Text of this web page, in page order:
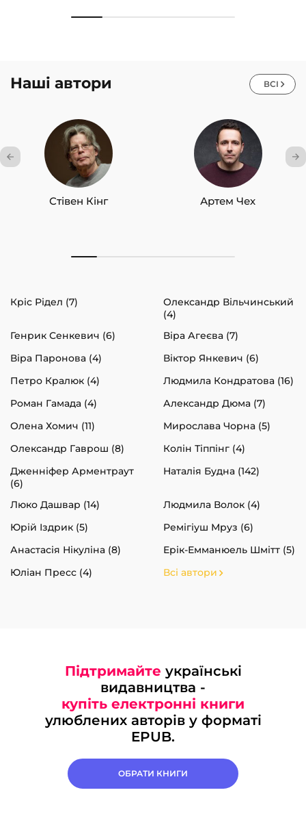
Наші автори ВСІ
Стівен Кінг Артем Чех
Кріс Рідел (7)
Олександр Вільчинський
(4)
Генрик Сенкевич (6)
Віра Агеєва (7)
Віра Паронова (4)
Віктор Янкевич (6)
Петро Кралюк (4)
Людмила Кондратова (16)
Роман Гамада (4)
Александр Дюма (7)
Олена Хомич (11)
Мирослава Чорна (5)
Олександр Гаврош (8)
Колін Тіппінг (4)
Дженніфер Арментраут
(6)
Наталія Будна (142)
Люко Дашвар (14)
Людмила Волок (4)
Юрій Іздрик (5)
Ремігіуш Мруз (6)
Анастасія Нікуліна (8)
Ерік-Емманюель Шмітт (5)
Юліан Пресс (4)
Всі автори
Підтримайте українські
видавництва -
купіть електронні книги
улюблених авторів у форматі
EPUB.
ОБРАТИ КНИГИ